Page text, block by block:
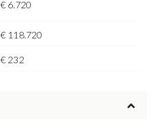
€ 6.720
€ 118.720
€ 232